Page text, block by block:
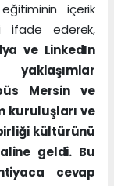
içerik
ifade ederek,
ve LinkedIn
Mersin ve
kuruluşları ve
kültürünü
geldi. Bu
cevap